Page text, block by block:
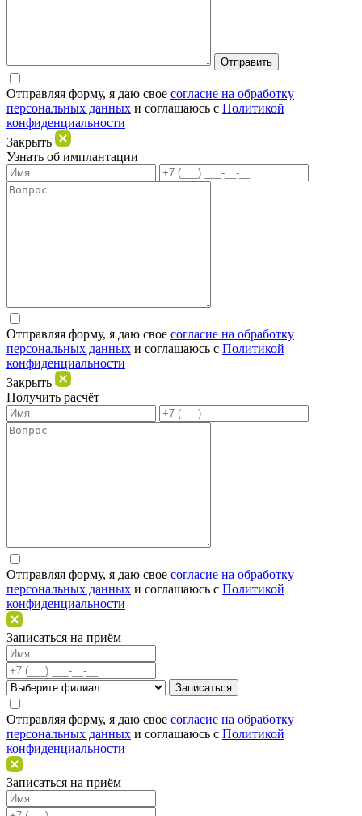
Отправляя форму, я даю свое согласие на обработку
персональных данных и соглашаюсь c Политикой
конфиденциальности
Закрыть
Узнать об имплантации
Отправляя форму, я даю свое согласие на обработку
персональных данных и соглашаюсь c Политикой
конфиденциальности
Закрыть
Получить расчёт
Отправляя форму, я даю свое согласие на обработку
персональных данных и соглашаюсь c Политикой
конфиденциальности
Записаться на приём
Отправляя форму, я даю свое согласие на обработку
персональных данных и соглашаюсь c Политикой
конфиденциальности
Записаться на приём